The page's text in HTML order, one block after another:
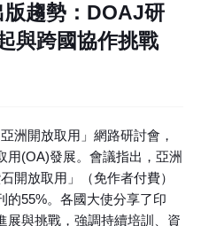
趨勢：DOAJ研
與跨國協作挑戰
洲開放取用」網路研討會，
用(OA)發展。會議指出，亞洲
開放取用」（免作者付費）
的55%。各國大使分享了印
展與挑戰，強調持續培訓、資